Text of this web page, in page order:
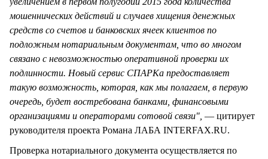
мошеннических действий и случаев хищения денежных
средств со счетов и банковских ячеек клиентов по
подложным нотариальным документам, что во многом
связано с невозможностью оперативной проверки их
подлинности. Новый сервис СПАРКа предоставляет
такую возможность, которая, как мы полагаем, в первую
очередь, будет востребована банками, финансовыми
организациями и операторами сотовой связи", — цитирует
руководителя проекта Романа ЛАБА INTERFAX.RU.
Проверка нотариального документа осуществляется по